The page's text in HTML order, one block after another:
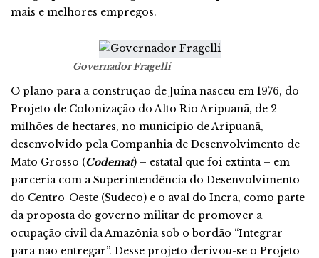
mais e melhores empregos.
Governador Fragelli
O plano para a construção de Juína nasceu em 1976, do
Projeto de Colonização do Alto Rio Aripuanã, de 2
milhões de hectares, no município de Aripuanã,
desenvolvido pela Companhia de Desenvolvimento de
Mato Grosso (Codemat) – estatal que foi extinta – em
parceria com a Superintendência do Desenvolvimento
do Centro-Oeste (Sudeco) e o aval do Incra, como parte
da proposta do governo militar de promover a
ocupação civil da Amazônia sob o bordão “Integrar
para não entregar”. Desse projeto derivou-se o Projeto